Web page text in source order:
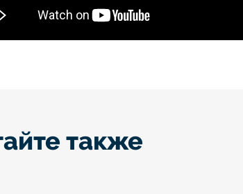
также